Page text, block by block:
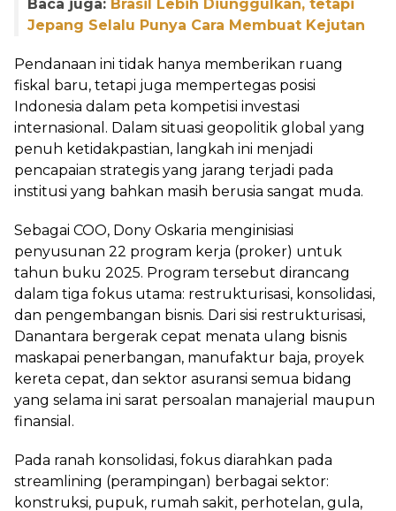
Baca juga: Brasil Lebih Diunggulkan, tetapi
Jepang Selalu Punya Cara Membuat Kejutan
Pendanaan ini tidak hanya memberikan ruang
fiskal baru, tetapi juga mempertegas posisi
Indonesia dalam peta kompetisi investasi
internasional. Dalam situasi geopolitik global yang
penuh ketidakpastian, langkah ini menjadi
pencapaian strategis yang jarang terjadi pada
institusi yang bahkan masih berusia sangat muda.
Sebagai COO, Dony Oskaria menginisiasi
penyusunan 22 program kerja (proker) untuk
tahun buku 2025. Program tersebut dirancang
dalam tiga fokus utama: restrukturisasi, konsolidasi,
dan pengembangan bisnis. Dari sisi restrukturisasi,
Danantara bergerak cepat menata ulang bisnis
maskapai penerbangan, manufaktur baja, proyek
kereta cepat, dan sektor asuransi semua bidang
yang selama ini sarat persoalan manajerial maupun
finansial.
Pada ranah konsolidasi, fokus diarahkan pada
streamlining (perampingan) berbagai sektor:
konstruksi, pupuk, rumah sakit, perhotelan, gula,